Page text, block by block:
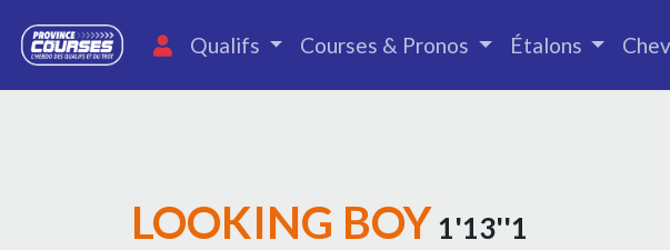
Qualifs Courses & Pronos Étalons
LOOKING BOY 1'13''1